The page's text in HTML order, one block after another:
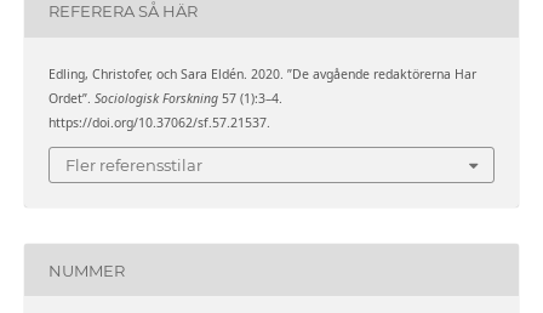
REFERERA SÅ HÄR
Edling, Christofer, och Sara Eldén. 2020. ”De avgående redaktörerna Har
Ordet”. Sociologisk Forskning57 (1):3–4.
https://doi.org/10.37062/sf.57.21537.
Fler referensstilar
NUMMER